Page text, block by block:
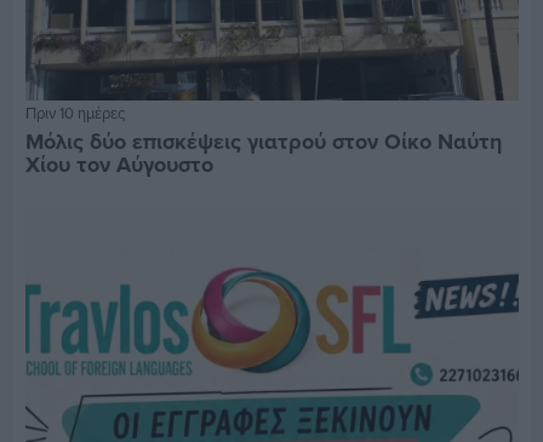
Πριν 10 ημέρες
Μόλις δύο επισκέψεις γιατρού στον Οίκο Ναύτη
Χίου τον Αύγουστο